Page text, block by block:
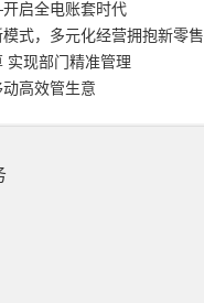
启全电账套时代
式，多元化经营拥抱新零售
实现部门精准管理
高效管生意